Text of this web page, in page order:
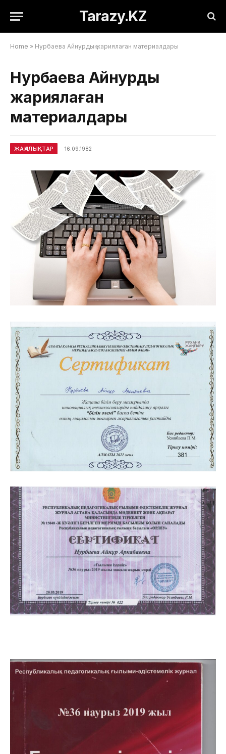
Tarazy.KZ
Home » Нурбаева Айнурдың жариялаған материалдары
Нурбаева Айнурдың
жариялаған
материалдары
ЖАҢАЛЫҚТАР 16.09.1982